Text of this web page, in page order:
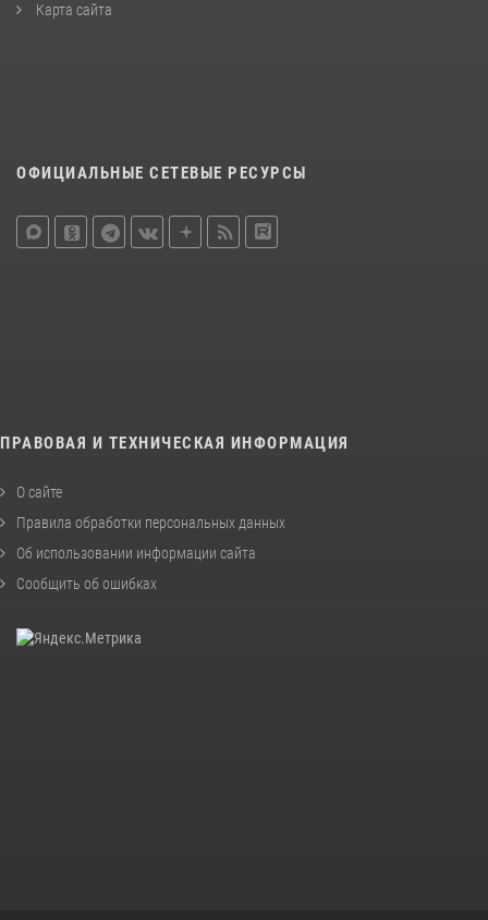
Карта сайта
ОФИЦИАЛЬНЫЕ СЕТЕВЫЕ РЕСУРСЫ
ПРАВОВАЯ И ТЕХНИЧЕСКАЯ ИНФОРМАЦИЯ
О сайте
Правила обработки персональных данных
Об использовании информации сайта
Сообщить об ошибках